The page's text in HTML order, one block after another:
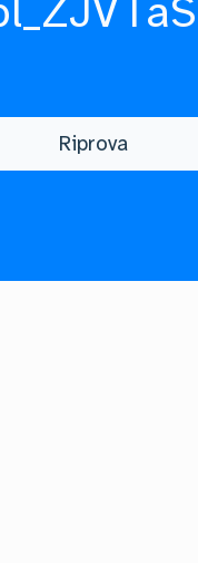
Riprova